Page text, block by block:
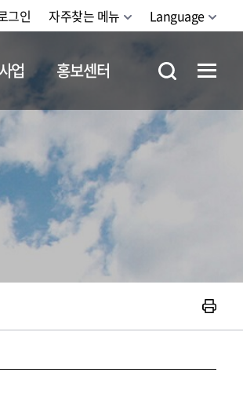
그인 자주찾는 메뉴 Language
업 홍보센터